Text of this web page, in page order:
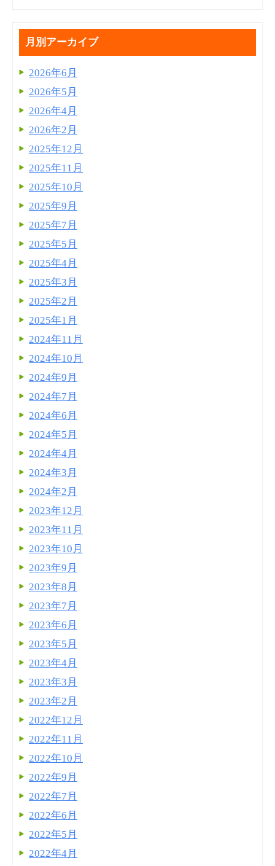
月別アーカイブ
2026年6月
2026年5月
2026年4月
2026年2月
2025年12月
2025年11月
2025年10月
2025年9月
2025年7月
2025年5月
2025年4月
2025年3月
2025年2月
2025年1月
2024年11月
2024年10月
2024年9月
2024年7月
2024年6月
2024年5月
2024年4月
2024年3月
2024年2月
2023年12月
2023年11月
2023年10月
2023年9月
2023年8月
2023年7月
2023年6月
2023年5月
2023年4月
2023年3月
2023年2月
2022年12月
2022年11月
2022年10月
2022年9月
2022年7月
2022年6月
2022年5月
2022年4月